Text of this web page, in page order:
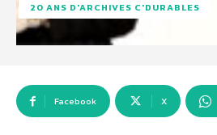
20 ANS D'ARCHIVES C'DURABLES
Facebook X